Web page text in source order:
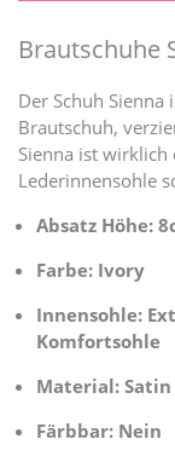
Brautschuhe
Der Schuh
Brautschuh,
Sienna ist wirklich
Lederinnensohle
Absatz Höhe:
Farbe: Ivory
Innensohle:
Komfortsohle
Material: Satin
Färbbar: Nein